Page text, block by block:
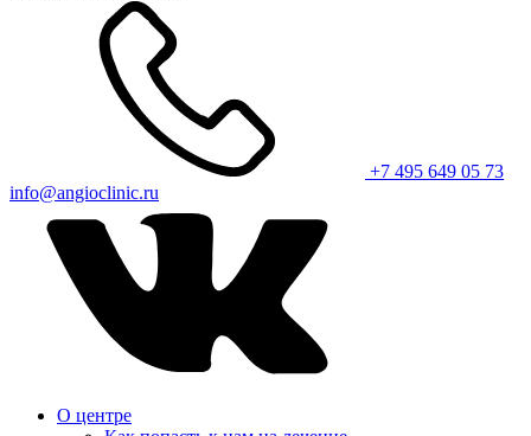
+7 495 649 05 73
info@angioclinic.ru
О центре